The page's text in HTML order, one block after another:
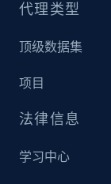
代理类型
顶级数据集
项目
法律信息
学习中心